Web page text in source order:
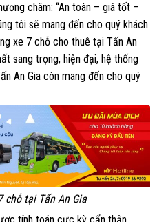
châm: “An toàn – giá tốt –
tôi sẽ mang đến cho quý khách
xe 7 chỗ cho thuê tại Tấn An
sang trọng, hiện đại, hệ thống
An Gia còn mang đến cho quý
chỗ tại Tấn An Gia
tính toán cực kỳ cẩn thận,